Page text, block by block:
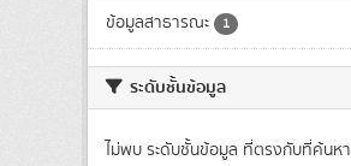
ข้อมูลสาธารณะ 1
ระดับชั้นข้อมูล
ไม่พบ ระดับชั้นข้อมูล ที่ตรงกับที่ค้นหา